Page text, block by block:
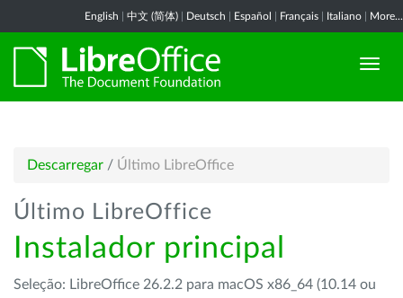
English 中文 (简体) Deutsch Español Français Italiano More...
Descarregar / Último LibreOffice
Último LibreOffice
Instalador principal
Seleção: LibreOffice 26.2.2 para macOS x86_64 (10.14 ou